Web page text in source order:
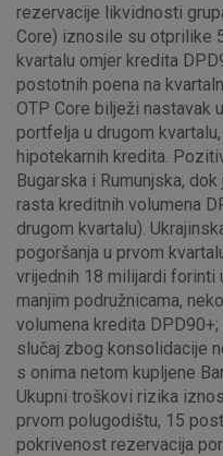
rezervacije likvidnosti
Core) iznosile su otprilike
kvartalu omjer kredita
postotnih poena na
OTP Core bilježi nastavak
portfelja u drugom
hipotekarnih kredita.
Bugarska i Rumunjska,
rasta kreditnih volumena
drugom kvartalu).
pogoršanja u prvom
vrijednih 18 milijardi forinti
manjim podružnicama,
volumena kredita
slučaj zbog konsolidacije
s onima netom kupljene
Ukupni troškovi rizika
prvom polugodištu, 15
pokrivenost rezervacija
Detaljnije informacije o